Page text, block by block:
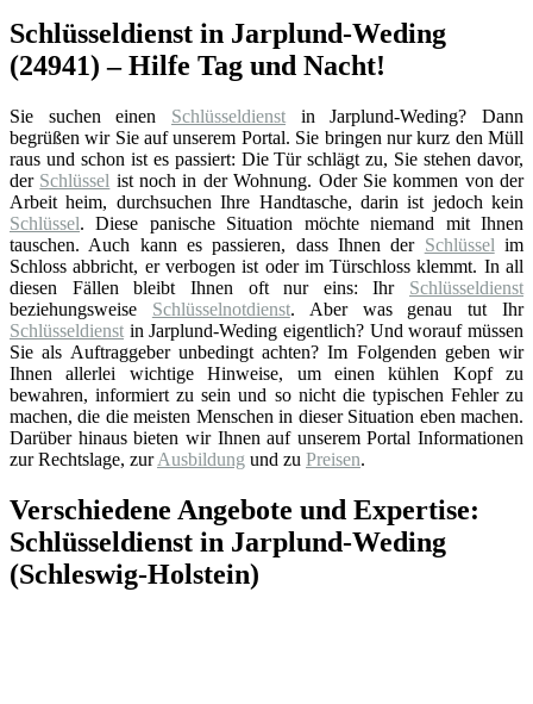
Schlüsseldienst in Jarplund-Weding
(24941) – Hilfe Tag und Nacht!
Sie suchen einen Schlüsseldienst in Jarplund-Weding? Dann
begrüßen wir Sie auf unserem Portal. Sie bringen nur kurz den Müll
raus und schon ist es passiert: Die Tür schlägt zu, Sie stehen davor,
der Schlüssel ist noch in der Wohnung. Oder Sie kommen von der
Arbeit heim, durchsuchen Ihre Handtasche, darin ist jedoch kein
Schlüssel. Diese panische Situation möchte niemand mit Ihnen
tauschen. Auch kann es passieren, dass Ihnen der Schlüssel im
Schloss abbricht, er verbogen ist oder im Türschloss klemmt. In all
diesen Fällen bleibt Ihnen oft nur eins: Ihr Schlüsseldienst
beziehungsweise Schlüsselnotdienst. Aber was genau tut Ihr
Schlüsseldienst in Jarplund-Weding eigentlich? Und worauf müssen
Sie als Auftraggeber unbedingt achten? Im Folgenden geben wir
Ihnen allerlei wichtige Hinweise, um einen kühlen Kopf zu
bewahren, informiert zu sein und so nicht die typischen Fehler zu
machen, die die meisten Menschen in dieser Situation eben machen.
Darüber hinaus bieten wir Ihnen auf unserem Portal Informationen
zur Rechtslage, zurAusbildung und zu Preisen.
Verschiedene Angebote und Expertise:
Schlüsseldienst in Jarplund-Weding
(Schleswig-Holstein)